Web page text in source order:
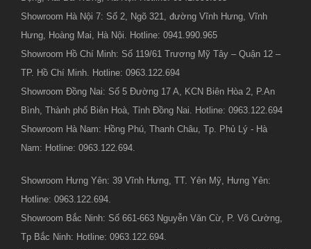
Showroom Hà Nội 7: Số 2, Ngõ 321, đường Vĩnh Hưng, Vĩnh
Hưng, Hoàng Mai, Hà Nội. Hotline: 0941.990.965
Showroom Hồ Chí Minh: Số 119/61 Trương Mỹ Tây – Quận 12 –
TP. Hồ Chí Minh. Hotline: 0963.122.694
Showroom Đồng Nai: Số 5 Đường 17 A, KCN Biên Hòa 2, P.An
Bình, Thành phố Biên Hoà, Tỉnh Đồng Nai. Hotline: 0963.122.694
Showroom Hà Nam: Hồng Phú, Thanh Châu, Tp. Phủ Lý - Hà
Nam: Hotline: 0963.122.694.
Showroom Hưng Yên: 39 Vĩnh Hưng, TT. Yên Mỹ, Hưng Yên:
Hotline: 0963.122.694.
Showroom Bắc Ninh: Số 661-663 Nguyễn Văn Cừ, P. Võ Cường,
Tp Bắc Ninh: Hotline: 0963.122.694.